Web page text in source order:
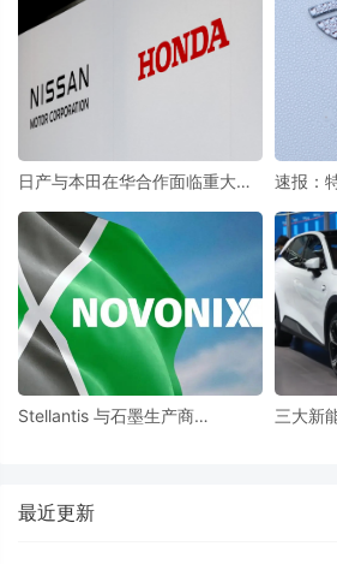
日产与本田在华合作面临重大挑
速报：
Stellantis 与石墨生产商
三大新
最近更新